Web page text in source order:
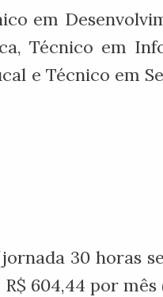
em
Técnico em
e Técnico em
30 horas
604,44 por